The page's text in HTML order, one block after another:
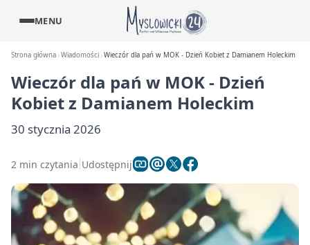
MENU
Strona główna Wiadomości Wieczór dla pań w MOK - Dzień Kobiet z Damianem Holeckim
Wieczór dla pań w MOK - Dzień
Kobiet z Damianem Holeckim
30 stycznia 2026
2 min czytania Udostępnij